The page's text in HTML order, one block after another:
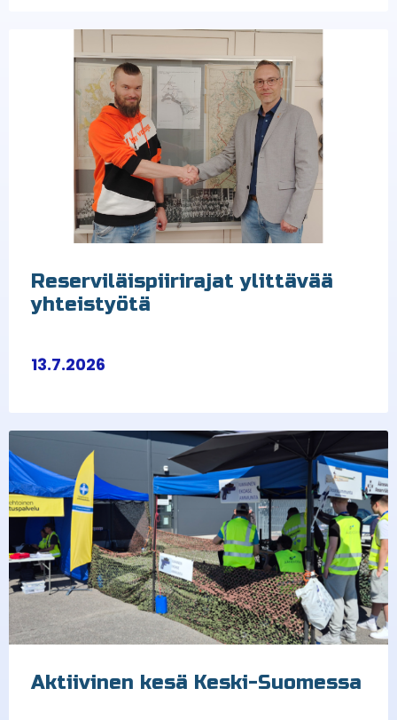
Reserviläispiirirajat ylittävää
yhteistyötä
13.7.2026
Aktiivinen kesä Keski-Suomessa